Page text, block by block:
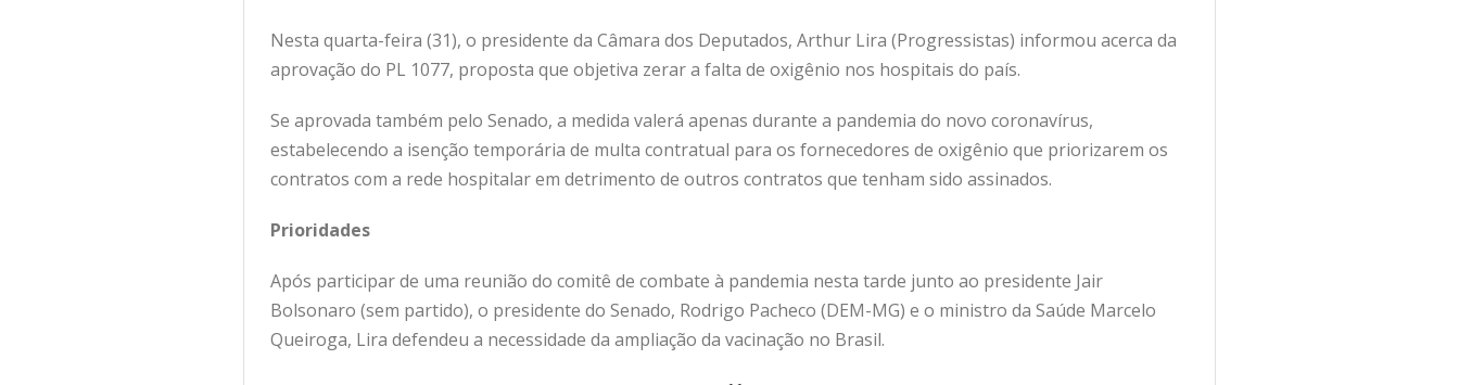
Nesta quarta-feira (31), o presidente da Câmara dos Deputados, Arthur Lira (Progressistas) informou acerca da
aprovação do PL 1077, proposta que objetiva zerar a falta de oxigênio nos hospitais do país.
Se aprovada também pelo Senado, a medida valerá apenas durante a pandemia do novo coronavírus,
estabelecendo a isenção temporária de multa contratual para os fornecedores de oxigênio que priorizarem os
contratos com a rede hospitalar em detrimento de outros contratos que tenham sido assinados.
Prioridades
Após participar de uma reunião do comitê de combate à pandemia nesta tarde junto ao presidente Jair
Bolsonaro (sem partido), o presidente do Senado, Rodrigo Pacheco (DEM-MG) e o ministro da Saúde Marcelo
Queiroga, Lira defendeu a necessidade da ampliação da vacinação no Brasil.